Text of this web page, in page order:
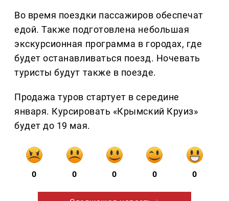
Во время поездки пассажиров обеспечат
едой. Также подготовлена небольшая
экскурсионная программа в городах, где
будет останавливаться поезд. Ночевать
туристы будут также в поезде.
Продажа туров стартует в середине
января. Курсировать «Крымский Круиз»
будет до 19 мая.
0 0 0 0 0